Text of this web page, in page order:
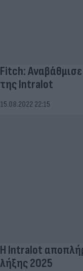
Fitch:
της Intralot
15.08.2022 22:15
Η Intralot
λήξης 2025